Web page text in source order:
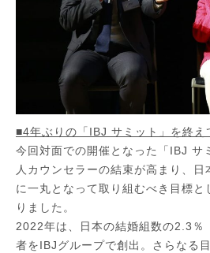
■4年ぶりの「IBJ サミット」を終え
今回対面での開催となった「IBJ サ
人カウンセラーの結束が高まり、
に一丸となって取り組むべき目標と
りました。
2022年は、日本の結婚組数の2.3％
者をIBJグループで創出。さらなる